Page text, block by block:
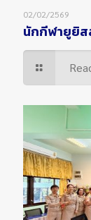
02/02/2569
นักกีฬายูยิส